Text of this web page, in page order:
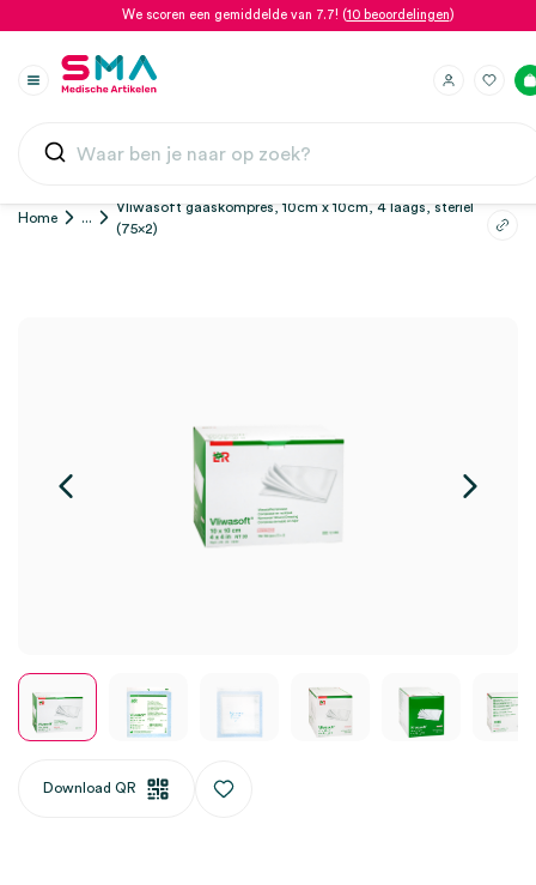
We scoren een gemiddelde van 7.7! (10 beoordelingen)
Home ...
Vliwasoft gaaskompres, 10cm x 10cm, 4 laags, steriel
(75×2)
Download QR